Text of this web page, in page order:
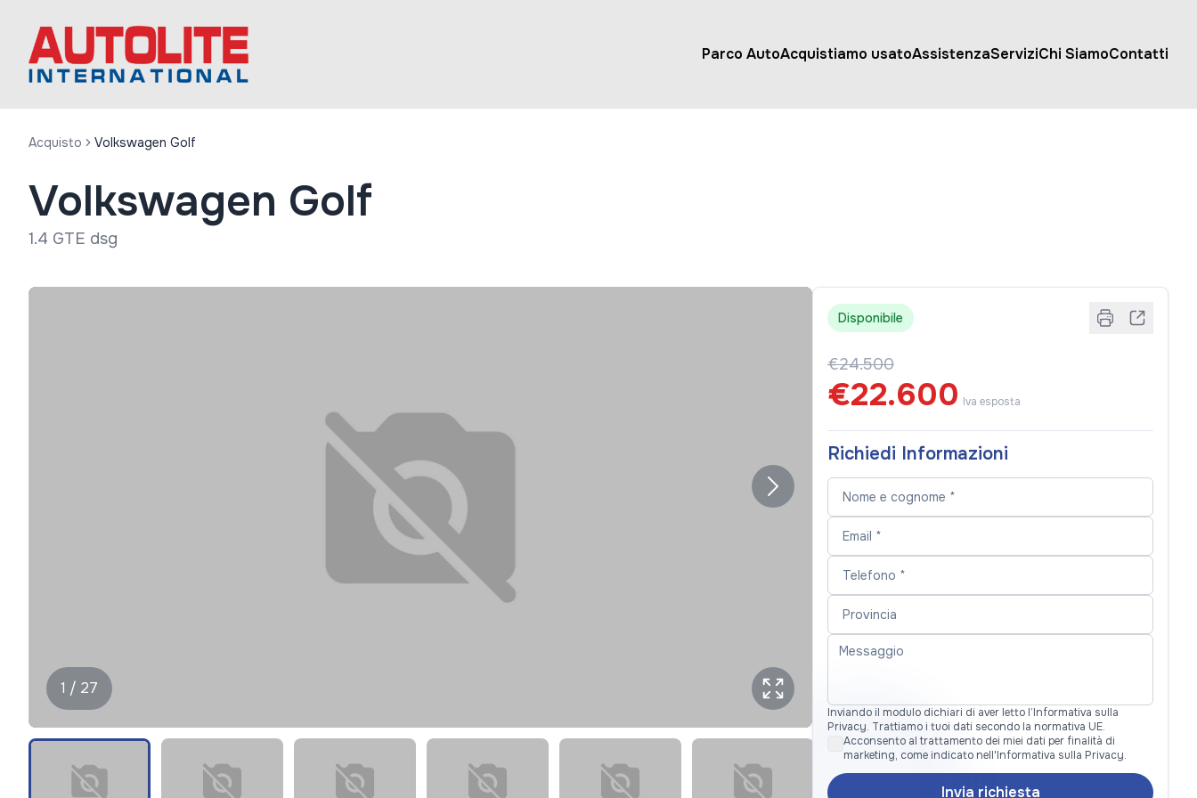
Parco AutoAcquistiamo usatoAssistenzaServiziChi SiamoContatti
Acquisto Volkswagen Golf
Volkswagen Golf
1.4 GTE dsg
1 / 27
Disponibile
€24.500
€22.600 Iva esposta
Richiedi Informazioni
Inviando il modulo dichiari di aver letto l’Informativa sulla
Privacy. Trattiamo i tuoi dati secondo la normativa UE.
Acconsento al trattamento dei miei dati per finalità di
marketing, come indicato nell'Informativa sulla Privacy.
Invia richiesta